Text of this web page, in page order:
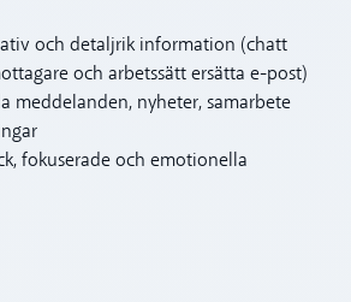
och detaljrik information (chatt
och arbetssätt ersätta e-post)
meddelanden, nyheter, samarbete
fokuserade och emotionella